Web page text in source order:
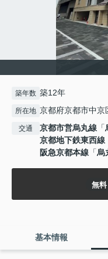
築年数 築12年
所在地 京都府京都市中京
交通 京都市営烏丸線 「
京都地下鉄東西線
阪急京都本線 「烏
無料
基本情報